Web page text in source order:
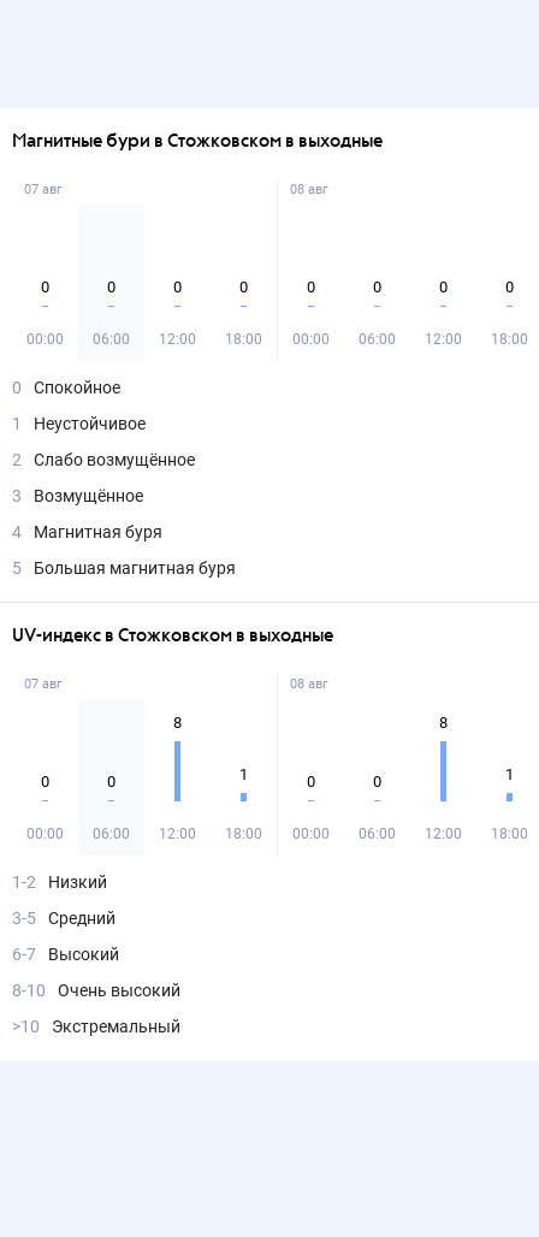
Магнитные бури в Стожковском в выходные
07 авг
0
00:00
0
06:00
0
12:00
0
18:00
08 авг
0
00:00
0
06:00
0
12:00
0
18:00
0
Спокойное
1
Неустойчивое
2
Слабо возмущённое
3
Возмущённое
4
Магнитная буря
5
Большая магнитная буря
UV-индекс в Стожковском в выходные
07 авг
0
00:00
0
06:00
8
12:00
1
18:00
08 авг
0
00:00
0
06:00
8
12:00
1
18:00
1-2
Низкий
3-5
Средний
6-7
Высокий
8-10
Очень высокий
>10
Экстремальный